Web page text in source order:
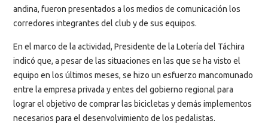
andina, fueron presentados a los medios de comunicación los
corredores integrantes del club y de sus equipos.
En el marco de la actividad, Presidente de la Lotería del Táchira
indicó que, a pesar de las situaciones en las que se ha visto el
equipo en los últimos meses, se hizo un esfuerzo mancomunado
entre la empresa privada y entes del gobierno regional para
lograr el objetivo de comprar las bicicletas y demás implementos
necesarios para el desenvolvimiento de los pedalistas.